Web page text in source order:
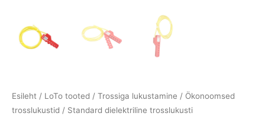
Esileht / LoTo tooted / Trossiga lukustamine / Ökonoomsed
trosslukustid / Standard dielektriline trosslukusti